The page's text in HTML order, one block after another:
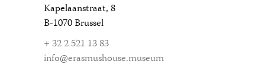
Kapelaanstraat, 8
B-1070 Brussel
+ 32 2 521 13 83
info@erasmushouse.museum